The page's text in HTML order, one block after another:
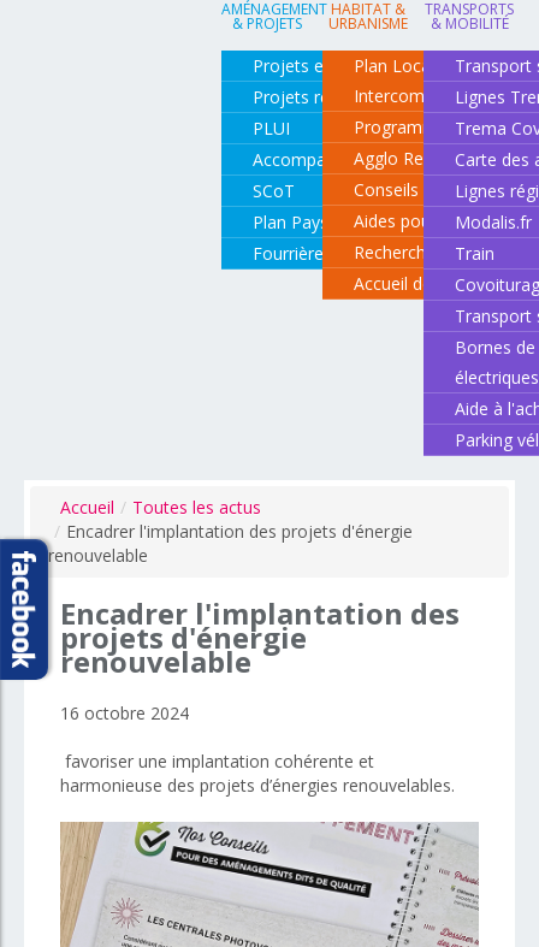
AMÉNAGEMENT
& PROJETS
Projets en cours
Projets réalisés
PLUI
Accompagnement de projets
SCoT
Plan Paysage
Fourrière animale
HABITAT &
URBANISME
Plan Local d'Urbanisme
Intercommunal
Programme local de
Agglo Renov
Conseils pour rénover
Aides pour rénover
Recherche d'un
Accueil des gens du
TRANSPORTS
& MOBILITÉ
Transport
Lignes
Trema
Carte des
Lignes
Modalis.fr
Train
Transport
Bornes
électriques
Aide à
Parking
Accueil / Toutes les actus
/ Encadrer l'implantation des projets d'énergie
renouvelable
Encadrer l'implantation des
projetsd'énergie
renouvelable
16 octobre 2024
favoriser une implantation cohérente et
harmonieuse des projets d’énergies renouvelables.